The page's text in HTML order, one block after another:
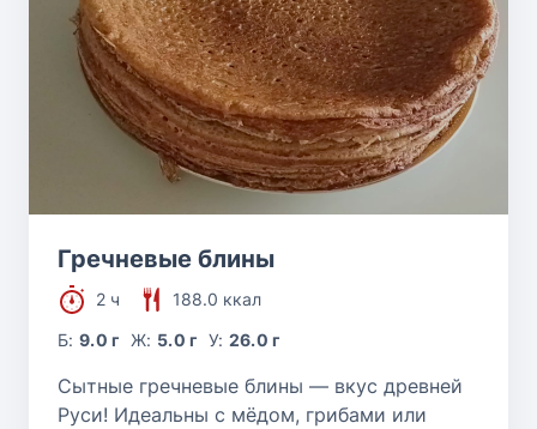
Гречневые блины
2 ч
188.0 ккал
Б:9.0 г Ж: 5.0 г У: 26.0 г
Сытные гречневые блины — вкус древней
Руси! Идеальны с мёдом, грибами или